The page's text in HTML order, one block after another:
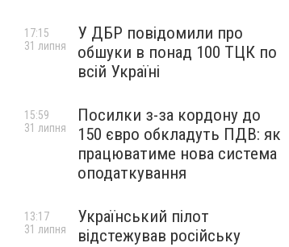
У ДБР повідомили про
обшуки в понад 100 ТЦК по
всій Україні
17:15
31 липня
Посилки з-за кордону до
150 євро обкладуть ПДВ: як
працюватиме нова система
оподаткування
15:59
31 липня
Український пілот
відстежував російську
13:17
31 липня